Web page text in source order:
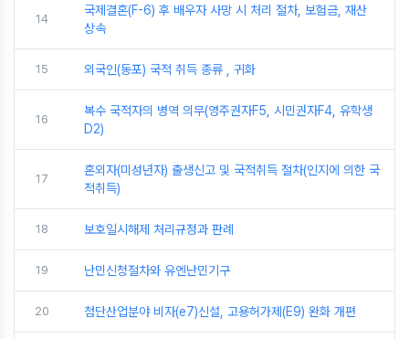
14
국제결혼(F-6) 후 배우자 사망 시 처리 절차, 보험금, 재산
상속
15 외국인(동포) 국적 취득 종류 , 귀화
16
복수 국적자의 병역 의무(영주권자F5, 시민권자F4, 유학생
D2)
17
혼외자(미성년자) 출생신고 및 국적취득 절차(인지에 의한 국
적취득)
18 보호일시해제 처리규정과 판례
19 난민신청절차와 유엔난민기구
20 첨단산업분야 비자(e7)신설, 고용허가제(E9) 완화 개편